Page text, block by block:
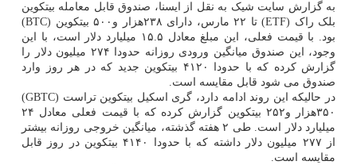
به گزارش سایت شیک به نقل از ایسنا، صندوق قابل معامله بیتکوین
بلک راک (ETF) تا ۲۲ مارس، دارای ۲۳۸هزار و۵۰۰ بیتکوین (BTC)
بود. با قیمت فعلی، این مبلغ معادل ۱۵.۵ میلیارد دلار است، با این
وجود، این صندوق میانگین ورودی روزانه حدودا ۲۷۴ میلیون دلار را
گزارش کرده که با حدودا ۴۱۲۰ بیتکوین جدید که در هر روز وارد
صندوق می شود قابل مقایسه است.
در حالیکه این روند ادامه دارد، گری اسکیل بیتکوین تراست (GBTC)
۳۵۰هزار و۲۵۲ بیتکوین گزارش کرده که با قیمت فعلی معادل ۲۴
میلیارد دلار است. طی ۲ هفته گذشته، میانگین خروجی روزانه بیشتر
از ۲۷۷ میلیون دلار داشته که با حدودا ۴۱۴۰ بیتکوین در روز قابل
مقایسه است.